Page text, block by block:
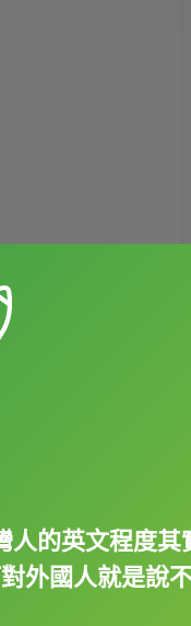
人的英文程度其
外國人就是說